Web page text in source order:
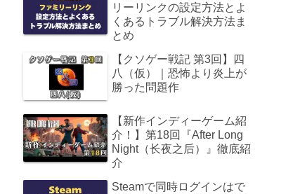
リーリンクの設定方法とよ
くあるトラブル解決方法ま
とめ
【クソゲー戦記 第3回】四
八（仮）｜恐怖より炎上が
勝った問題作
【新作インディーゲーム紹
介！】第18回『After Long
Night（长夜之后）』徹底紹
介
Steamで同時ログインはで